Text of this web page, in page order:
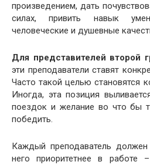
произведением, дать
силах, привить навык
человеческие и душевные
Для представителей второй
эти преподаватели ставят
Часто такой целью становятся
Иногда, эта позиция
поездок и желание во что бы
победить.
Каждый преподаватель
него приоритетнее в работе